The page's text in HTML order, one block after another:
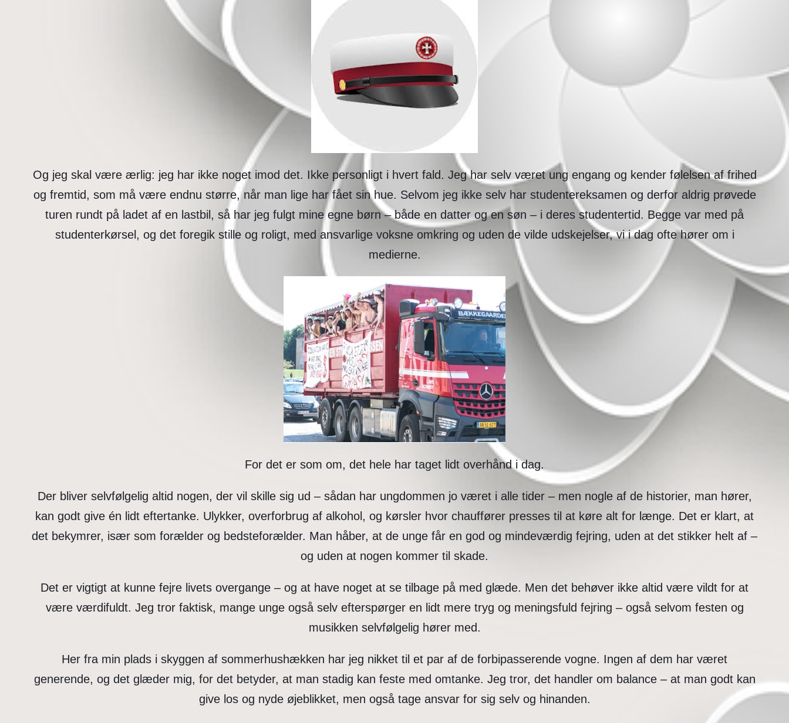
Og jeg skal være ærlig: jeg har ikke noget imod det. Ikke personligt i hvert fald. Jeg har selv været ung engang og kender følelsen af frihed
og fremtid, som må være endnu større, når man lige har fået sin hue. Selvom jeg ikke selv har studentereksamen og derfor aldrig prøvede
turen rundt på ladet af en lastbil, så har jeg fulgt mine egne børn – både en datter og en søn – i deres studentertid. Begge var med på
studenterkørsel, og det foregik stille og roligt, med ansvarlige voksne omkring og uden de vilde udskejelser, vi i dag ofte hører om i
medierne.
For det er som om, det hele har taget lidt overhånd i dag.
Der bliver selvfølgelig altid nogen, der vil skille sig ud – sådan har ungdommen jo været i alle tider – men nogle af de historier, man hører,
kan godt give én lidt eftertanke. Ulykker, overforbrug af alkohol, og kørsler hvor chauffører presses til at køre alt for længe. Det er klart, at
det bekymrer, især som forælder og bedsteforælder. Man håber, at de unge får en god og mindeværdig fejring, uden at det stikker helt af –
og uden at nogen kommer til skade.
Det er vigtigt at kunne fejre livets overgange – og at have noget at se tilbage på med glæde. Men det behøver ikke altid være vildt for at
være værdifuldt. Jeg tror faktisk, mange unge også selv efterspørger en lidt mere tryg og meningsfuld fejring – også selvom festen og
musikken selvfølgelig hører med.
Her fra min plads i skyggen af sommerhushækken har jeg nikket til et par af de forbipasserende vogne. Ingen af dem har været
generende, og det glæder mig, for det betyder, at man stadig kan feste med omtanke. Jeg tror, det handler om balance – at man godt kan
give los og nyde øjeblikket, men også tage ansvar for sig selv og hinanden.